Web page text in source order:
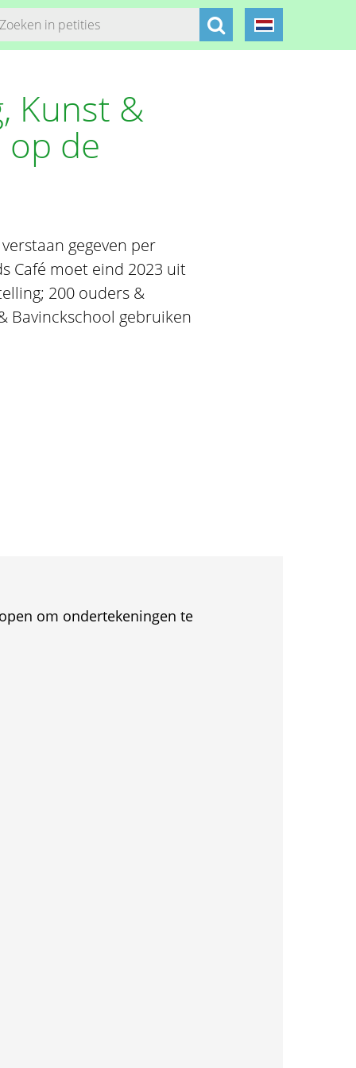
Kunst &
op de
gegeven per
Café moet eind 2023 uit
200 ouders &
Bavinckschool gebruiken
om ondertekeningen te